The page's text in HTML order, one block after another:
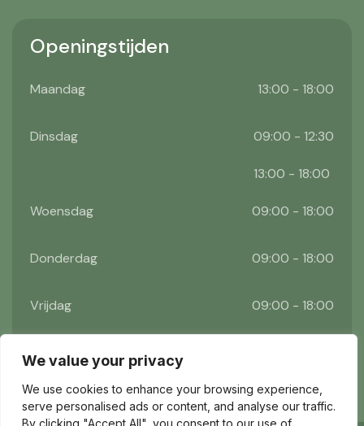
We value your privacy
We use cookies to enhance your browsing experience,
serve personalised ads or content, and analyse our traffic.
By clicking "Accept All", you consent to our use of
Openingstijden
Maandag 13:00 - 18:00
Dinsdag 09:00 - 12:30
13:00 - 18:00
Woensdag 09:00 - 18:00
Donderdag 09:00 - 18:00
Vrijdag 09:00 - 18:00
Zaterdag